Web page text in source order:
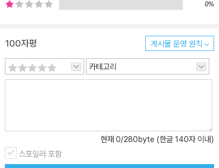
0%
100자평 게시물 운영 원칙
카테고리
현재 0/280byte (한글 140자 이내)
스포일러 포함